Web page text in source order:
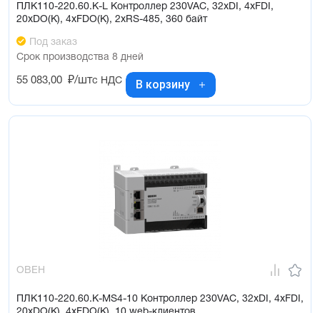
ПЛК110-220.60.К-L Контроллер 230VAC, 32xDI, 4xFDI,
20xDO(К), 4xFDO(К), 2xRS-485, 360 байт
Под заказ
Срок производства 8 дней
55 083,00 ₽/штс НДС В корзину
ОВЕН
ПЛК110-220.60.К-МS4-10 Контроллер 230VAC, 32xDI, 4xFDI,